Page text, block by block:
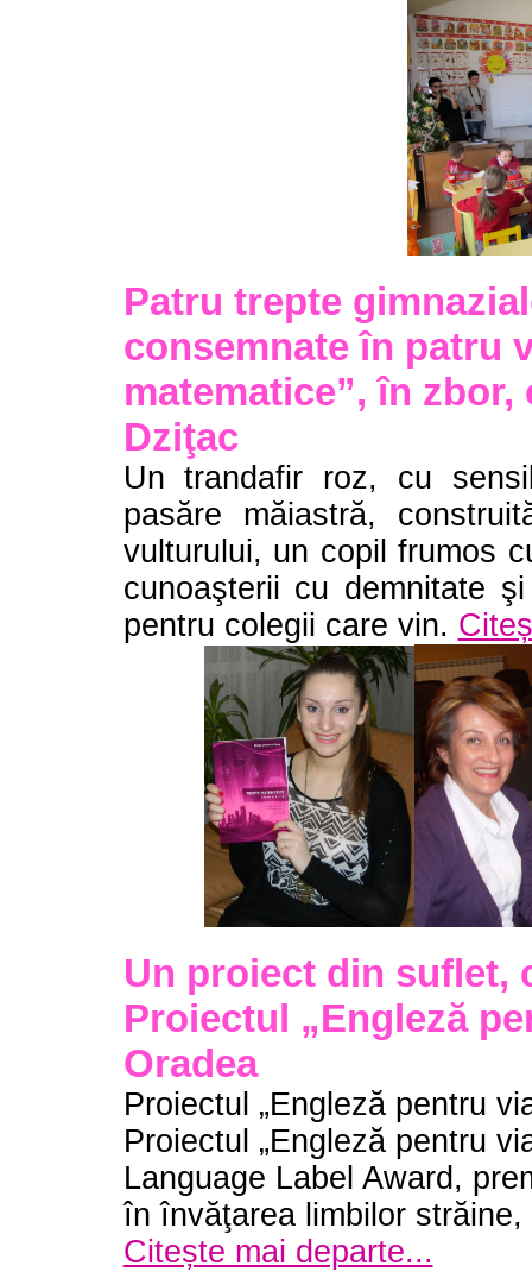
Patru trepte
consemnate în patru
matematice”, în
Dziţac
Un trandafir roz, cu
pasăre măiastră,
vulturului, un copil frumos
cunoaşterii cu demnitate
pentru colegii care vin.
Un proiect din suflet,
Proiectul „Engleză
Oradea
Proiectul „Engleză pentru
Proiectul „Engleză pentru
Language Label Award,
în învăţarea limbilor
Citește mai departe...